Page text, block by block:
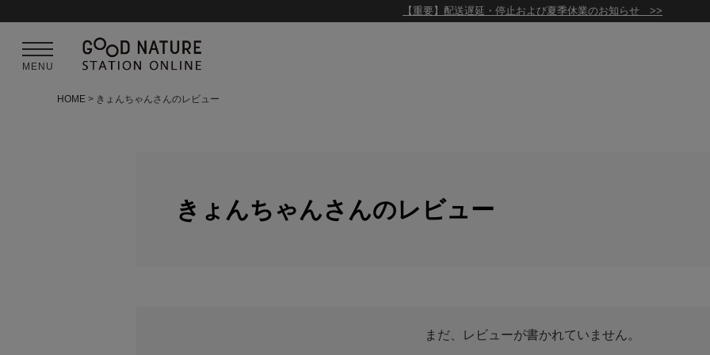
【重要】配送遅延・停止および夏季休業のお知らせ >>
MENU
HOME きょんちゃんさんのレビュー
きょんちゃんさんのレビュー
まだ、レビューが書かれていません。